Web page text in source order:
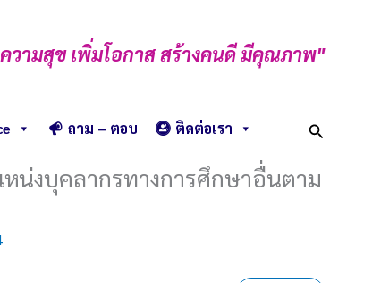
วามสุข เพิ่มโอกาส สร้างคนดี มีคุณภาพ"
ถาม – ตอบ ติดต่อเรา Search
น่งบุคลากรทางการศึกษาอื่นตาม